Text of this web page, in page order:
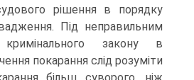
рішення в порядку
Під неправильним
кримінального закону в
покарання слід розуміти